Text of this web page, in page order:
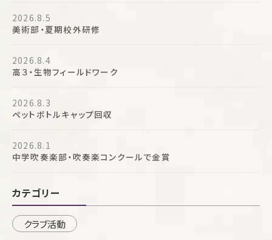
2026.8.5
美術部・夏期校外研修
2026.8.4
高３・生物フィールドワーク
2026.8.3
ペットボトルキャップ回収
2026.8.1
中学吹奏楽部・吹奏楽コンクールで金賞
カテゴリー
クラブ活動